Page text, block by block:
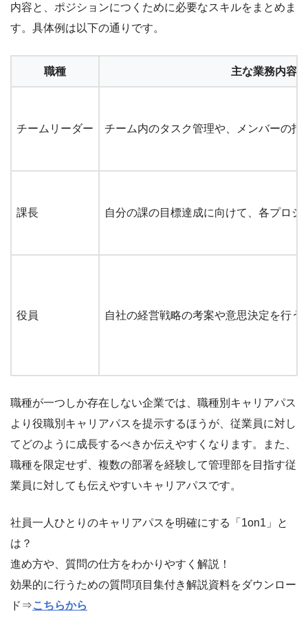
内容と、ポジションにつくために必要なスキルをまとめま
す。具体例は以下の通りです。
職種 主な業務内容
チームリーダー チーム内のタスク管理や、メンバーの指
課長 自分の課の目標達成に向けて、各プロジ
役員 自社の経営戦略の考案や意思決定を行う
職種が一つしか存在しない企業では、職種別キャリアパス
より役職別キャリアパスを提示するほうが、従業員に対し
てどのように成長するべきか伝えやすくなります。また、
職種を限定せず、複数の部署を経験して管理部を目指す従
業員に対しても伝えやすいキャリアパスです。
社員一人ひとりのキャリアパスを明確にする「1on1」と
は？
進め方や、質問の仕方をわかりやすく解説！
効果的に行うための質問項目集付き解説資料をダウンロー
ド⇒こちらから